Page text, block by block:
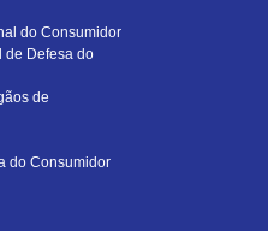
do Consumidor
de Defesa do
de
do Consumidor